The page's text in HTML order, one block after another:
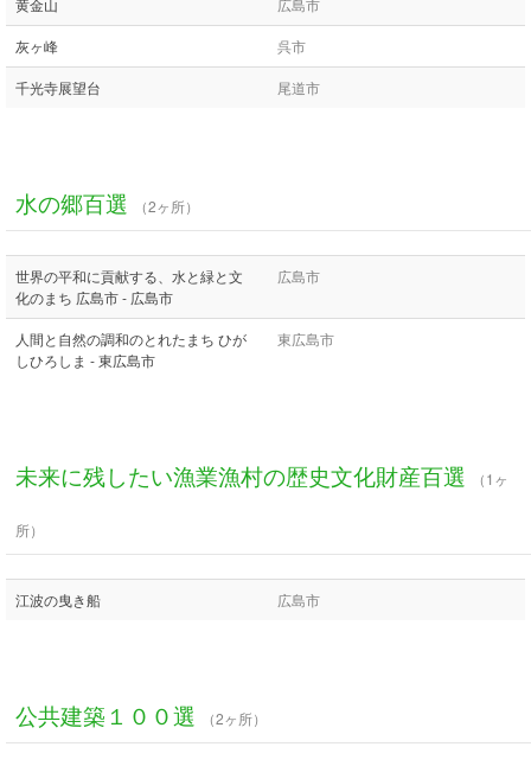
黄金山 広島市
灰ヶ峰 呉市
千光寺展望台 尾道市
水の郷百選 （2ヶ所）
世界の平和に貢献する、水と緑と文
化のまち 広島市 - 広島市
広島市
人間と自然の調和のとれたまち ひが
しひろしま - 東広島市
東広島市
未来に残したい漁業漁村の歴史文化財産百選 （1ヶ
所）
江波の曳き船 広島市
公共建築１００選 （2ヶ所）